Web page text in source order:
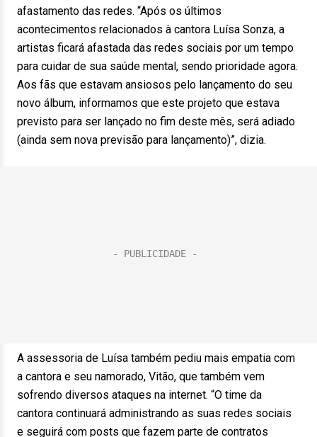
afastamento das redes. “Após os últimos
acontecimentos relacionados à cantora Luísa Sonza, a
artistas ficará afastada das redes sociais por um tempo
para cuidar de sua saúde mental, sendo prioridade agora.
Aos fãs que estavam ansiosos pelo lançamento do seu
novo álbum, informamos que este projeto que estava
previsto para ser lançado no fim deste mês, será adiado
(ainda sem nova previsão para lançamento)”, dizia.
A assessoria de Luísa também pediu mais empatia com
a cantora e seu namorado, Vitão, que também vem
sofrendo diversos ataques na internet. “O time da
cantora continuará administrando as suas redes sociais
e seguirá com posts que fazem parte de contratos